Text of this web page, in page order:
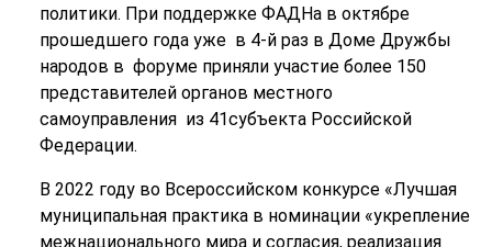
политики. При поддержке ФАДНа в октябре
прошедшего года уже в 4-й раз в Доме Дружбы
народов в форуме приняли участие более 150
представителей органов местного
самоуправления из 41субъекта Российской
Федерации.
В 2022 году во Всероссийском конкурсе «Лучшая
муниципальная практика в номинации «укрепление
межнационального мира и согласия, реализация